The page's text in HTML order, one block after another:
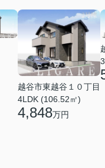
越谷市東越谷１０丁目
4LDK (106.52㎡)
4,848万円